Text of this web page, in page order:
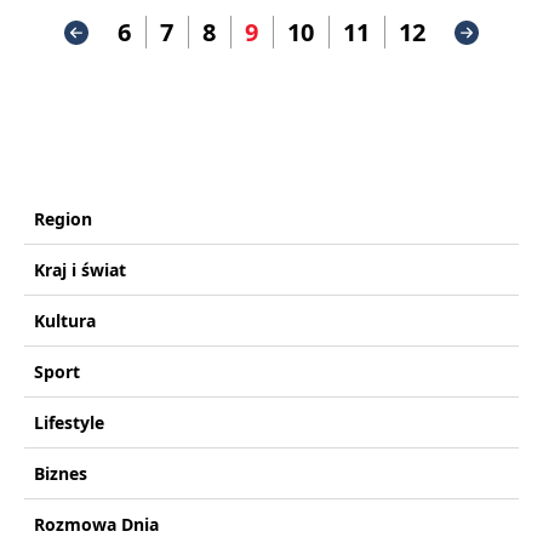
6 7 8 9 10 11 12
Region
Kraj i świat
Kultura
Sport
Lifestyle
Biznes
Rozmowa Dnia